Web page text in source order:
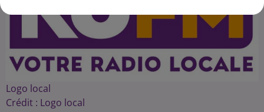
Logo local
Crédit : Logo local